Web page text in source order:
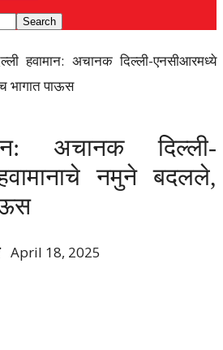
हवामान: अचानक दिल्ली-एनसीआरमध्ये
भागात पाऊस
अचानक दिल्ली-
नमुने बदलले,
April 18, 2025